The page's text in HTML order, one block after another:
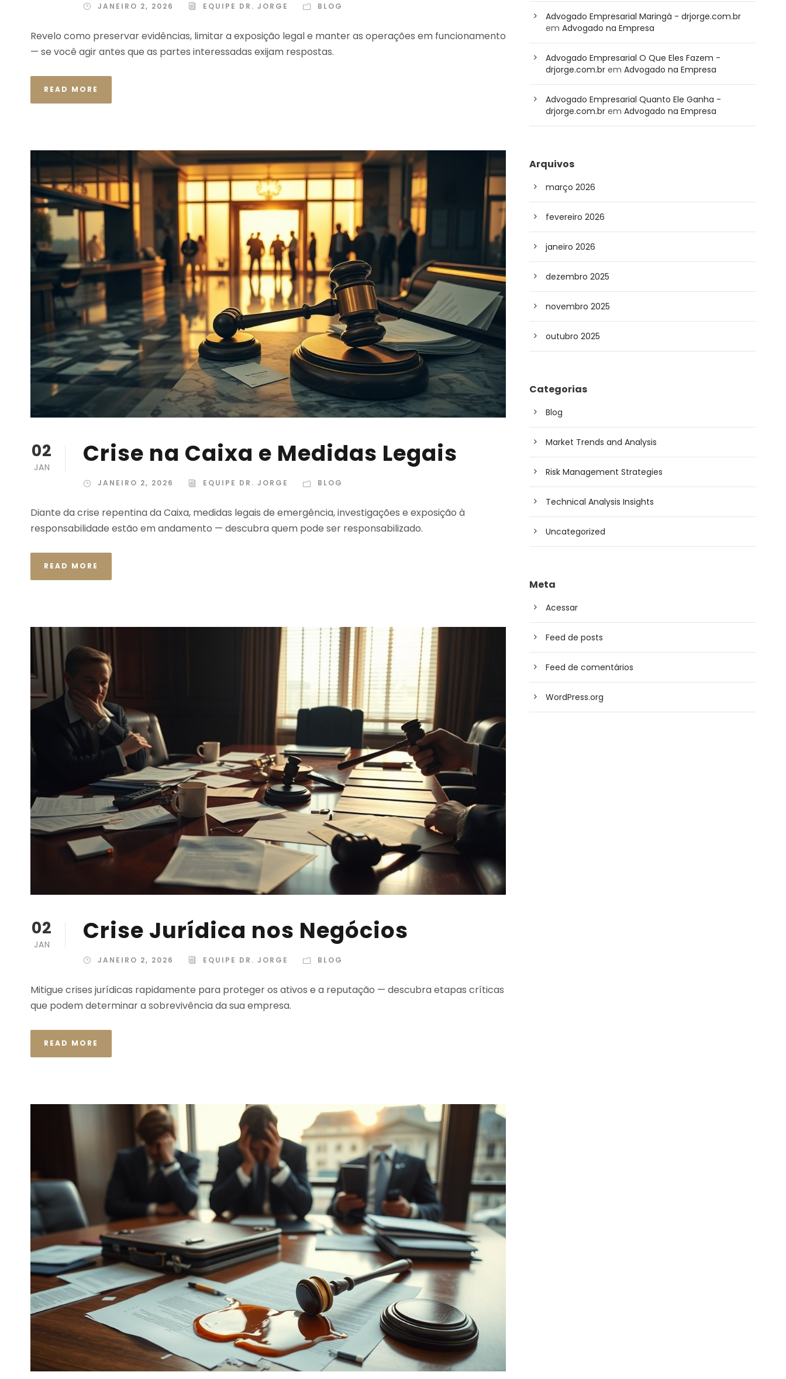
JANEIRO 2, 2026 EQUIPE DR. JORGE BLOG
Revelo como preservar evidências, limitar a exposição legal e manter as operações em funcionamento
— se você agir antes que as partes interessadas exijam respostas.
READ MORE
02
JAN Crise na Caixa e Medidas Legais
JANEIRO 2, 2026 EQUIPE DR. JORGE BLOG
Diante da crise repentina da Caixa, medidas legais de emergência, investigações e exposição à
responsabilidade estão em andamento — descubra quem pode ser responsabilizado.
READ MORE
02
JAN Crise Jurídica nos Negócios
JANEIRO 2, 2026 EQUIPE DR. JORGE BLOG
Mitigue crises jurídicas rapidamente para proteger os ativos e a reputação — descubra etapas críticas
que podem determinar a sobrevivência da sua empresa.
READ MORE
Advogado Empresarial Maringá - drjorge.com.br
emAdvogado na Empresa
Advogado Empresarial O Que Eles Fazem -
drjorge.com.br emAdvogado na Empresa
Advogado Empresarial Quanto Ele Ganha -
drjorge.com.br emAdvogado na Empresa
Arquivos
março 2026
fevereiro 2026
janeiro 2026
dezembro 2025
novembro 2025
outubro 2025
Categorias
Blog
Market Trends and Analysis
Risk Management Strategies
Technical Analysis Insights
Uncategorized
Meta
Acessar
Feed de posts
Feed de comentários
WordPress.org